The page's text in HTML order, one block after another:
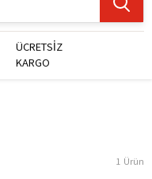
ÜCRETSİZ
KARGO
1 Ürün